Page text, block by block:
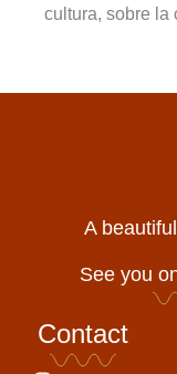
cultura, sobre la
A
See you
Contact